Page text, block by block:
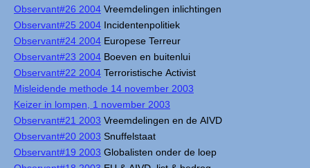
Observant#26 2004 Vreemdelingen inlichtingen
Observant#25 2004 Incidentenpolitiek
Observant#24 2004 Europese Terreur
Observant#23 2004 Boeven en buitenlui
Observant#22 2004 Terroristische Activist
Misleidende methode 14 november 2003
Keizer in lompen, 1 november 2003
Observant#21 2003 Vreemdelingen en de AIVD
Observant#20 2003 Snuffelstaat
Observant#19 2003 Globalisten onder de loep